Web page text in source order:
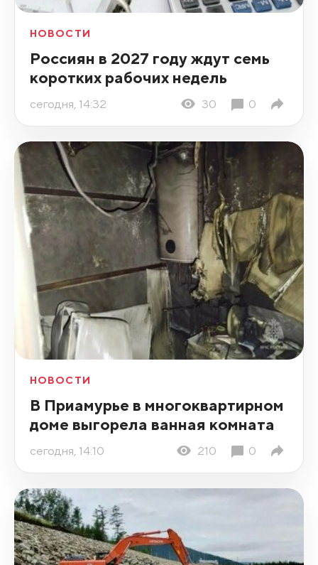
НОВОСТИ
Россиян в 2027 году ждут семь
коротких рабочих недель
сегодня, 14:32 30 0
НОВОСТИ
В Приамурье в многоквартирном
доме выгорела ванная комната
сегодня, 14:10 210 0